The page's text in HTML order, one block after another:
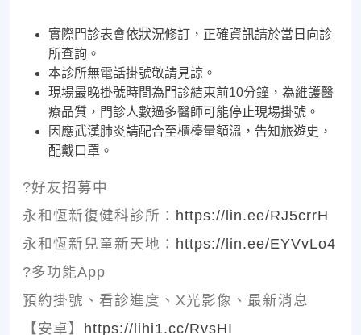
實際門診表會依狀況修訂，正確資訊請於當日向診
所查詢。
本診所無電話掛號敬請見諒。
現場最晚掛號時間為門診結束前10分鐘，為維護醫
療品質，門診人數過多醫師可能停止現場掛號。
因應武漢肺炎請配合至櫃檯量額溫，告知旅遊史，
配戴口罩。
?好友招募中
永和恆新復健科診所： https://lin.ee/RJ5crrH
永和恆新兒童新天地： https://lin.ee/EYVvLo4
?多功能App
預約掛號、看診進度、X光影像、最新消息
【安卓】 https://lihi1.cc/RvsHI